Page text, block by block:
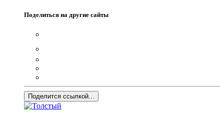
Поделиться на другие сайты
Поделится ссылкой...